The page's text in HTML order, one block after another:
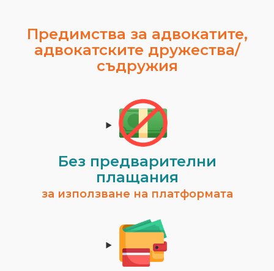
Предимства за адвокатите,
адвокатските дружества/
съдружия
Без предварителни
плащания
за използване на платформата